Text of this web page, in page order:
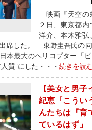
映画『天空の
２日、東京都
洋介、本木雅弘
席した。 東野圭吾氏の
本最大のヘリコプター「
質”にした・・・ 続きを読
【美女と男
紀恵「こうい
んたちは『育
ているはず」